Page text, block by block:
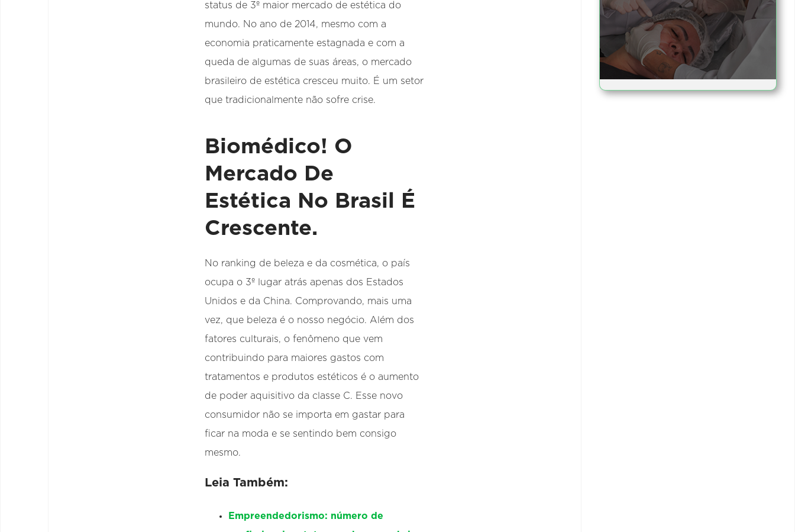
status de 3º maior mercado de estética do
mundo. No ano de 2014, mesmo com a
economia praticamente estagnada e com a
queda de algumas de suas áreas, o mercado
brasileiro de estética cresceu muito. É um setor
que tradicionalmente não sofre crise.
Biomédico! O
Mercado De
Estética No Brasil É
Crescente.
No ranking de beleza e da cosmética, o país
ocupa o 3º lugar atrás apenas dos Estados
Unidos e da China. Comprovando, mais uma
vez, que beleza é o nosso negócio. Além dos
fatores culturais, o fenômeno que vem
contribuindo para maiores gastos com
tratamentos e produtos estéticos é o aumento
de poder aquisitivo da classe C. Esse novo
consumidor não se importa em gastar para
ficar na moda e se sentindo bem consigo
mesmo.
Leia Também:
Empreendedorismo: número de